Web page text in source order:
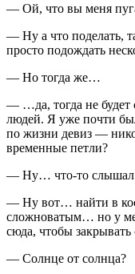
— Ой, что вы меня
— Ну а что поделать,
просто подождать
— Но тогда же…
— …да, тогда не будет
людей. Я уже почти
по жизни девиз —
временные петли?
— Ну… что-то
— Ну вот… найти в
сложноватым… но у
сюда, чтобы закрывать
— Солнце от солнца?